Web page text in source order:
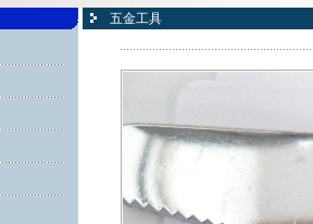
五金工具